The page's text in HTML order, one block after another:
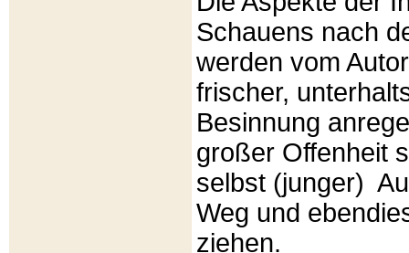
Schauens nach
werden vom
frischer,
Besinnung
großer Offenheit
selbst (junger)
Weg und
ziehen.